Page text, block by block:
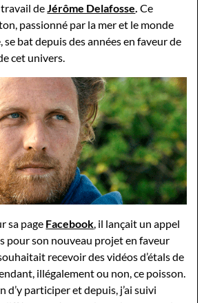
de Jérôme Delafosse .Ce
passionné par la mer et le monde
se bat depuis des années en faveur de
cet univers.
sa page Facebook, il lançait un appel
pour son nouveau projet en faveur
recevoir des vidéos d’étals de
illégalement ou non, ce poisson.
d’y participer et depuis, j’ai suivi